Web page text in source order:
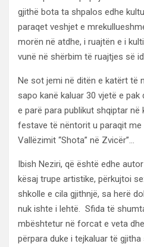
gjithë bota ta shpalos edhe
paraqet veshjet e
morën në atdhe, i ruajtën e i
vunë në shërbim të ruajtjes së
Ne sot jemi në ditën e katërt të
sapo kanë kaluar 30 vjetë e
e parë para publikut shqiptar
festave të nëntorit u paraqit me
Vallëzimit “Shota” në Zvicër”…
Ibish Neziri, që është edhe
kësaj trupe artistike, përkujtoi
shkolle e cila gjithnjë, sa herë
nuk ishte i lehtë. Sfida të
mbështetur në forcat e veta
përpara duke i tejkaluar të